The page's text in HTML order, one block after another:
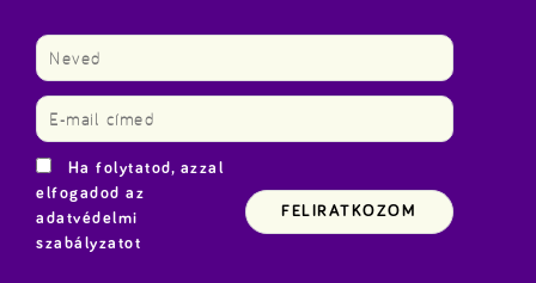
Ha folytatod, azzal
elfogadod az
adatvédelmi
szabályzatot